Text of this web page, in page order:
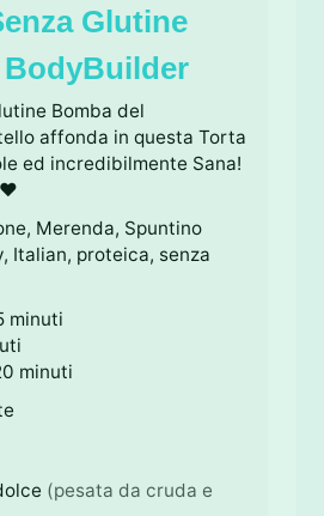
Glutine
Bomba del
affonda in questa Torta
ed incredibilmente Sana!
♥
Merenda, Spuntino
Italian, proteica, senza
m
i
n
t
minuti
m
i
minuti
(pesata da cruda e